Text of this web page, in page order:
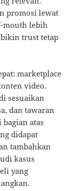
promosi lewat
mouth lebih
trust tetap
marketplace
video.
sesuaikan
dan tawaran
atas
didapat
tambahkan
kasus
yang